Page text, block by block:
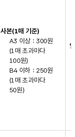
사본(1매 기준)
A3 이상 : 300원
(1매 초과마다
100원)
B4 이하 : 250원
(1매 초과마다
50원)